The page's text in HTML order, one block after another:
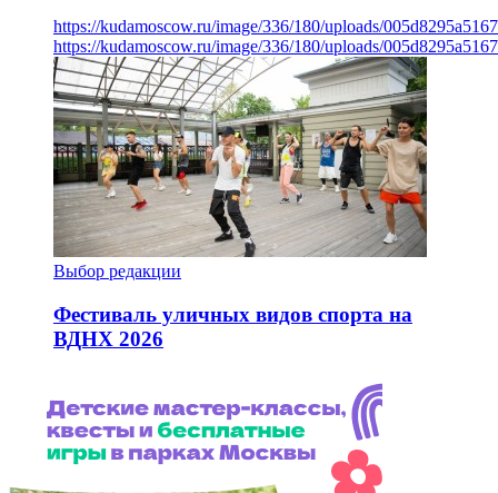
https://kudamoscow.ru/image/336/180/uploads/
https://kudamoscow.ru/image/336/180/uploads/
Выбор редакции
Фестиваль уличных видов спорта на
ВДНХ 2026